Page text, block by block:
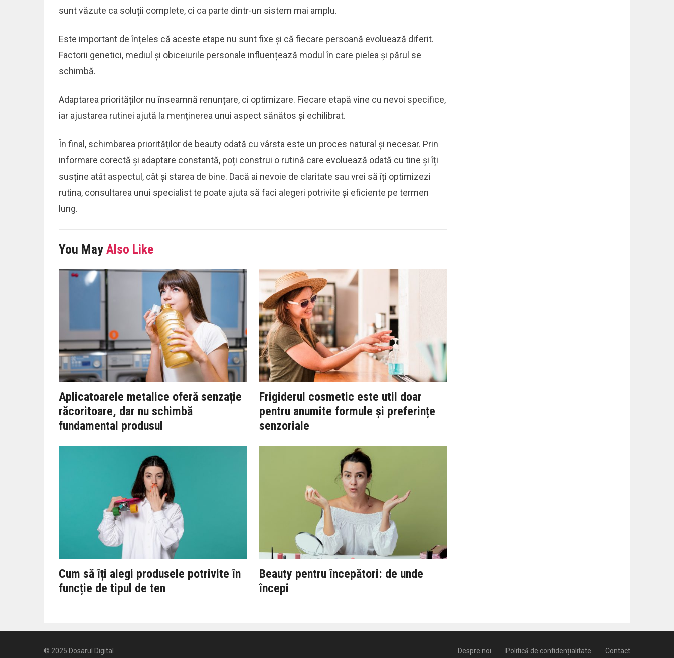
sunt văzute ca soluții complete, ci ca parte dintr-un sistem mai amplu.
Este important de înțeles că aceste etape nu sunt fixe și că fiecare persoană evoluează diferit.
Factorii genetici, mediul și obiceiurile personale influențează modul în care pielea și părul se
schimbă.
Adaptarea priorităților nu înseamnă renunțare, ci optimizare. Fiecare etapă vine cu nevoi specifice,
iar ajustarea rutinei ajută la menținerea unui aspect sănătos și echilibrat.
În final, schimbarea priorităților de beauty odată cu vârsta este un proces natural și necesar. Prin
informare corectă și adaptare constantă, poți construi o rutină care evoluează odată cu tine și îți
susține atât aspectul, cât și starea de bine. Dacă ai nevoie de claritate sau vrei să îți optimizezi
rutina, consultarea unui specialist te poate ajuta să faci alegeri potrivite și eficiente pe termen
lung.
You May Also Like
Aplicatoarele metalice oferă senzație
răcoritoare, dar nu schimbă
fundamental produsul
Frigiderul cosmetic este util doar
pentru anumite formule și preferințe
senzoriale
Cum să îți alegi produsele potrivite în
funcție de tipul de ten
Beauty pentru începători: de unde
începi
© 2025 Dosarul Digital Despre noi Politică de confidențialitate Contact